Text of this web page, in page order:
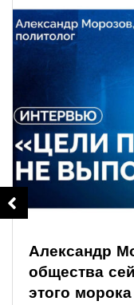
Александр
общества
этого